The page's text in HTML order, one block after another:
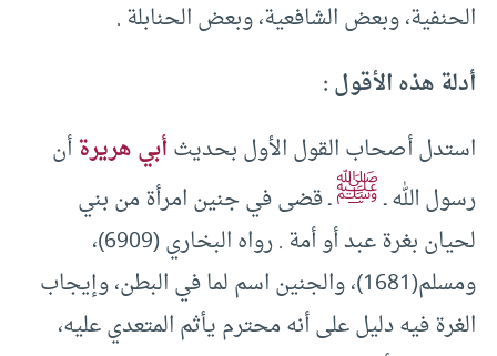
الحنفية، وبعض الشافعية، وبعض الحنابلة .
أدلة هذه الأقول :
استدل أصحاب القول الأول بحديثأبي هريرةأن
رسول الله ـﷺـ قضى في جنين امرأة من بني
لحيان بغرة عبد أو أمة . رواه البخاري (6909)،
ومسلم(1681)، والجنين اسم لما في البطن، وإيجاب
الغرة فيه دليل على أنه محترم يأثم المتعدي عليه،